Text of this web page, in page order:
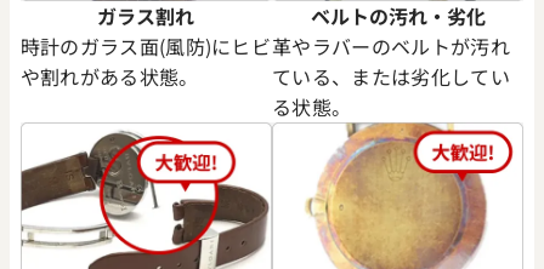
イトジャスト 126333 グレ
格
日時点の参考買取価格です
ロレックス デイトジャスト
ワイト文字盤
参考買取価格
2,790,000
※2025年12月時点の参考買取
ガラス割れ
時計のガラス面(風防)にヒビ
や割れがある状態。
ベルトの汚れ・劣化
革やラバーのベルトが汚れ
ている、または劣化してい
る状態。